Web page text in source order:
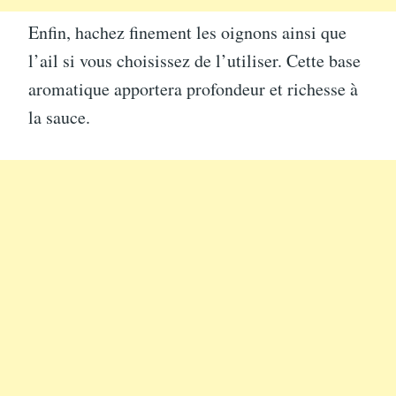
Enfin, hachez finement les oignons ainsi que
l’ail si vous choisissez de l’utiliser. Cette base
aromatique apportera profondeur et richesse à
la sauce.